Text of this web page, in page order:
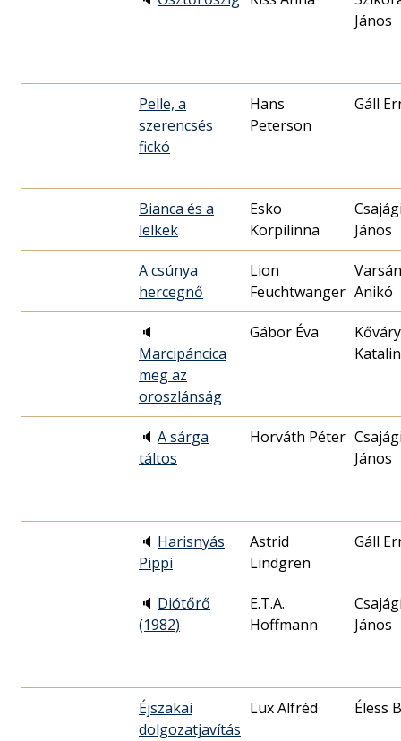
János
Pelle, a
szerencsés
fickó
Hans
Peterson
Gáll
Bianca és a
lelkek
Esko
Korpilinna
János
A csúnya
hercegnő
Lion
Feuchtwanger Anikó
🔈
Marcipáncica
meg az
oroszlánság
Gábor Éva
Kőváry
Katalin
🔈 A sárga
táltos
Horváth Péter
János
🔈 Harisnyás
Pippi
Astrid
Lindgren
Gáll
🔈 Diótőrő
(1982)
E.T.A.
Hoffmann
János
Éjszakai
dolgozatjavítás
Lux Alfréd Éless